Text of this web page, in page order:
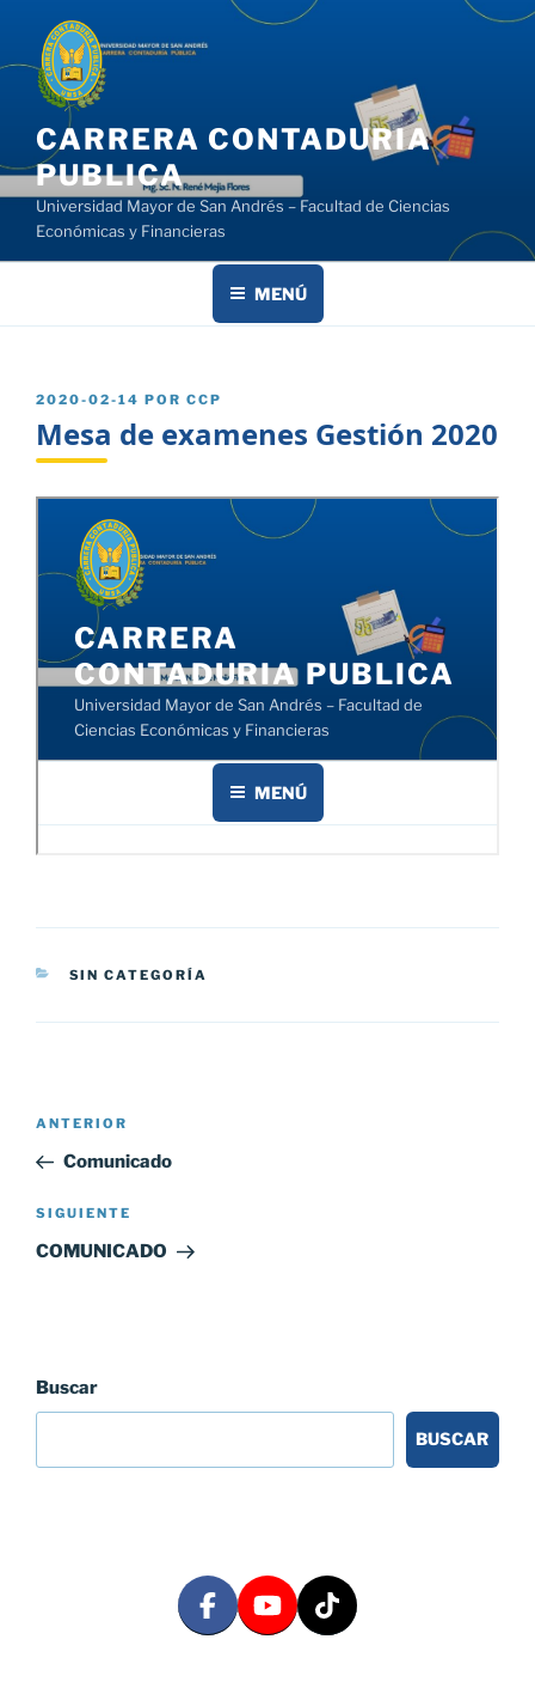
contenido
CARRERA CONTADURIA
PUBLICA
Universidad Mayor de San Andrés – Facultad de Ciencias
Económicas y Financieras
MENÚ
PUBLICADO
2020-02-14 POR CCP
Mesa de examenes Gestión 2020
CATEGORÍAS
SIN CATEGORÍA
Navegación
entradas
Entrada
anterior:
ANTERIOR
Comunicado
Siguiente
entrada
SIGUIENTE
COMUNICADO
Buscar
BUSCAR